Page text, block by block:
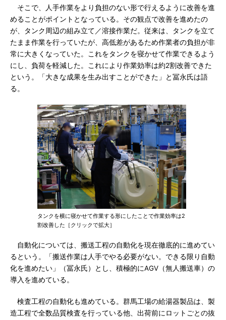
そこで、人手作業をより負担のない形で行えるように改善を進
めることがポイントとなっている。その観点で改善を進めたの
が、タンク周辺の組み立て／溶接作業だ。従来は、タンクを立て
たまま作業を行っていたが、高低差があるため作業者の負担が非
常に大きくなっていた。これをタンクを寝かせて作業できるよう
にし、負荷を軽減した。これにより作業効率は約2割改善できた
という。「大きな成果を生み出すことができた」と冨永氏は語
る。
タンクを横に寝かせて作業する形にしたことで作業効率は2
割改善した［クリックで拡大］
自動化については、搬送工程の自動化を現在徹底的に進めてい
るという。「搬送作業は人手でやる必要がない。できる限り自動
化を進めたい」（冨永氏）とし、積極的にAGV（無人搬送車）の
導入を進めている。
検査工程の自動化も進めている。群馬工場の給湯器製品は、製
造工程で全数品質検査を行っている他、出荷前にロットごとの抜